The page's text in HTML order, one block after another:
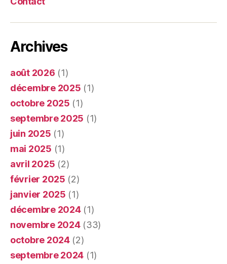
Archives
août 2026 (1)
décembre 2025 (1)
octobre 2025 (1)
septembre 2025 (1)
juin 2025 (1)
mai 2025 (1)
avril 2025 (2)
février 2025 (2)
janvier 2025 (1)
décembre 2024(1)
novembre 2024(33)
octobre 2024(2)
septembre 2024 (1)